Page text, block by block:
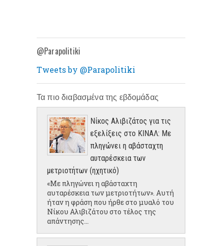
@Parapolitiki
Tweets by @Parapolitiki
Τα πιο διαβασμένα της εβδομάδας
Νίκος Αλιβιζάτος για τις
εξελίξεις στο ΚΙΝΑΛ: Με
πληγώνει η αβάσταχτη
αυταρέσκεια των
μετριοτήτων (ηχητικό)
«Με πληγώνει η αβάσταχτη
αυταρέσκεια των μετριοτήτων». Αυτή
ήταν η φράση που ήρθε στο μυαλό του
Νίκου Αλιβιζάτου στο τέλος της
απάντησης...